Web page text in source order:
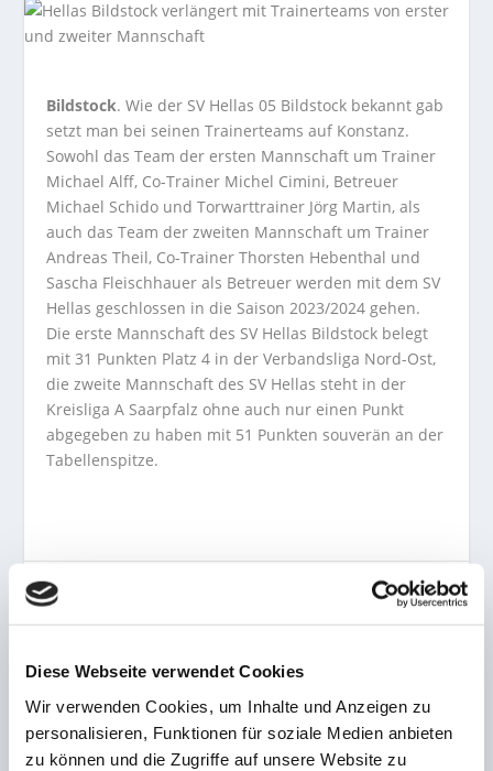
Diese Webseite verwendet Cookies
Wir verwenden Cookies, um Inhalte und Anzeigen zu
personalisieren, Funktionen für soziale Medien anbieten
zu können und die Zugriffe auf unsere Website zu
Bildstock. Wie der SV Hellas 05 Bildstock bekannt gab
setzt man bei seinen Trainerteams auf Konstanz.
Sowohl das Team der ersten Mannschaft um Trainer
Michael Alff, Co-Trainer Michel Cimini, Betreuer
Michael Schido und Torwarttrainer Jörg Martin, als
auch das Team der zweiten Mannschaft um Trainer
Andreas Theil, Co-Trainer Thorsten Hebenthal und
Sascha Fleischhauer als Betreuer werden mit dem SV
Hellas geschlossen in die Saison 2023/2024 gehen.
Die erste Mannschaft des SV Hellas Bildstock belegt
mit 31 Punkten Platz 4 in der Verbandsliga Nord-Ost,
die zweite Mannschaft des SV Hellas steht in der
Kreisliga A Saarpfalz ohne auch nur einen Punkt
abgegeben zu haben mit 51 Punkten souverän an der
Tabellenspitze.
VORHERIGE NÄCHSTE